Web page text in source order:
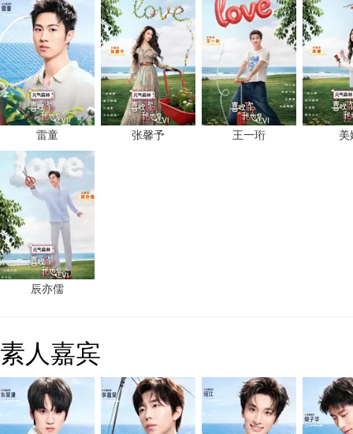
雷童 张馨予 王一珩 美
辰亦儒
素人嘉宾